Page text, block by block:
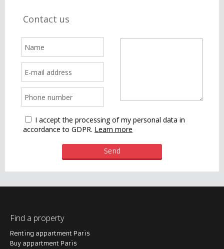
Contact us
I accept the processing of my personal data in
accordance to GDPR. Learn more
Find a property
Renting appartment Paris
Buy appartment Paris